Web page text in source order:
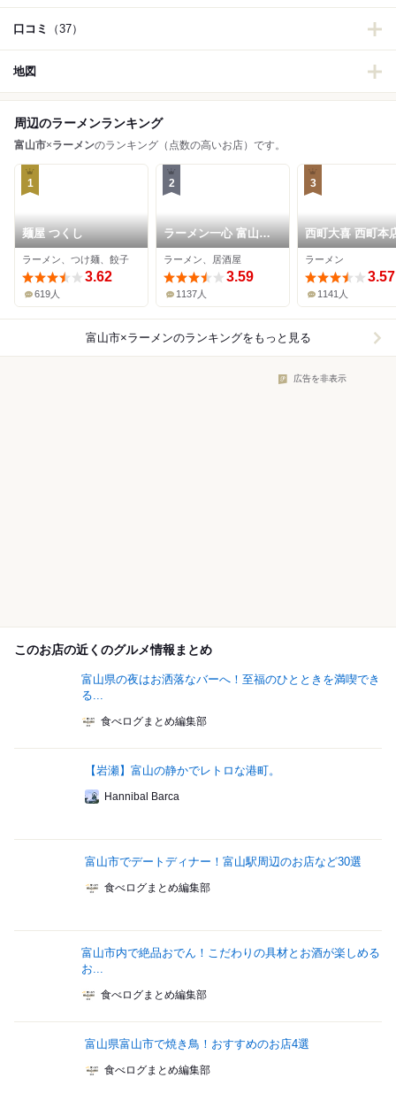
口コミ （37）
地図
周辺のラーメンランキング
富山市×ラーメンのランキング（点数の高いお店）です。
1
麺屋 つくし
ラーメン、つけ麺、餃子
3.62
619人
2
ラーメン一心 富山駅
前本店
ラーメン、居酒屋
3.59
1137人
3
西町大喜 西町本
ラーメン
3.57
1141人
富山市×ラーメンのランキングをもっと見る
広告を非表示
このお店の近くのグルメ情報まとめ
富山県の夜はお洒落なバーへ！至福のひとときを満喫でき
る...
食べログまとめ編集部
【岩瀬】富山の静かでレトロな港町。
Hannibal Barca
富山市でデートディナー！富山駅周辺のお店など30選
食べログまとめ編集部
富山市内で絶品おでん！こだわりの具材とお酒が楽しめる
お...
食べログまとめ編集部
富山県富山市で焼き鳥！おすすめのお店4選
食べログまとめ編集部